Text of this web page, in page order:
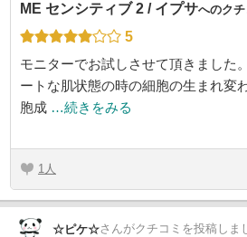
ME センシティブ 2 / イプサへのクチ
5
モニターでお試しさせて頂きました
ートな肌状態の時の細胞の生まれ変
胞成 …続きをみる
1
☆ピケ☆さんがクチコミを投稿しま